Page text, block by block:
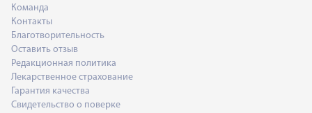
Команда
Контакты
Благотворительность
Оставить отзыв
Редакционная политика
Лекарственное страхование
Гарантия качества
Свидетельство о поверке